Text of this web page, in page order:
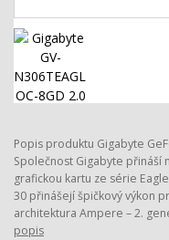
Popis produktu Gigabyte
Společnost Gigabyte přináší
grafickou kartu ze série
30 přinášejí špičkový výkon
architektura Ampere – 2.
popis